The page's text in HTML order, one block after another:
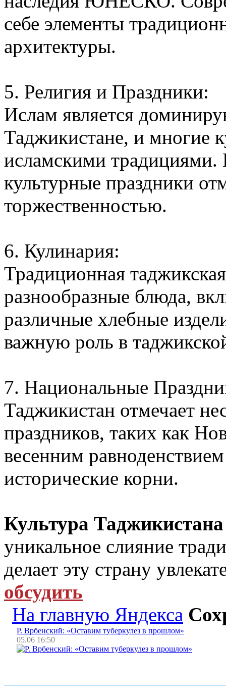
себе элементы
архитектуры.
5. Религия и Праздники:
Ислам является
Таджикистане, и многие
исламскими
культурные праздники
торжественностью.
6. Кулинария:
Традиционная
разнообразные блюда,
различные хлебные
важную роль в
7. Национальные
Таджикистан отмечает
праздников, таких как
весенним
исторические корни.
Культура Таджикистана
уникальное слияние
делает эту страну
обсудить
На главную Яндекса
Р. Врбенский: «Оставим туберкулез в прошлом»
05.06 16:50